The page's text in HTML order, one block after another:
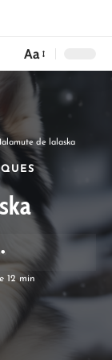
Aa
de lalaska
12 min